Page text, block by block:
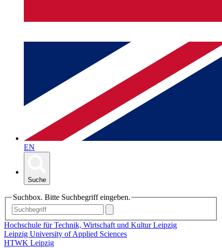
EN
Suche
Suchbox. Bitte Suchbegriff eingeben.
Hochschule für Technik, Wirtschaft und Kultur Leipzig
Leipzig University of Applied Sciences
HTWK Leipzig